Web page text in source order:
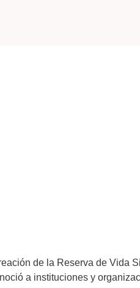
de la Reserva de Vida
a instituciones y